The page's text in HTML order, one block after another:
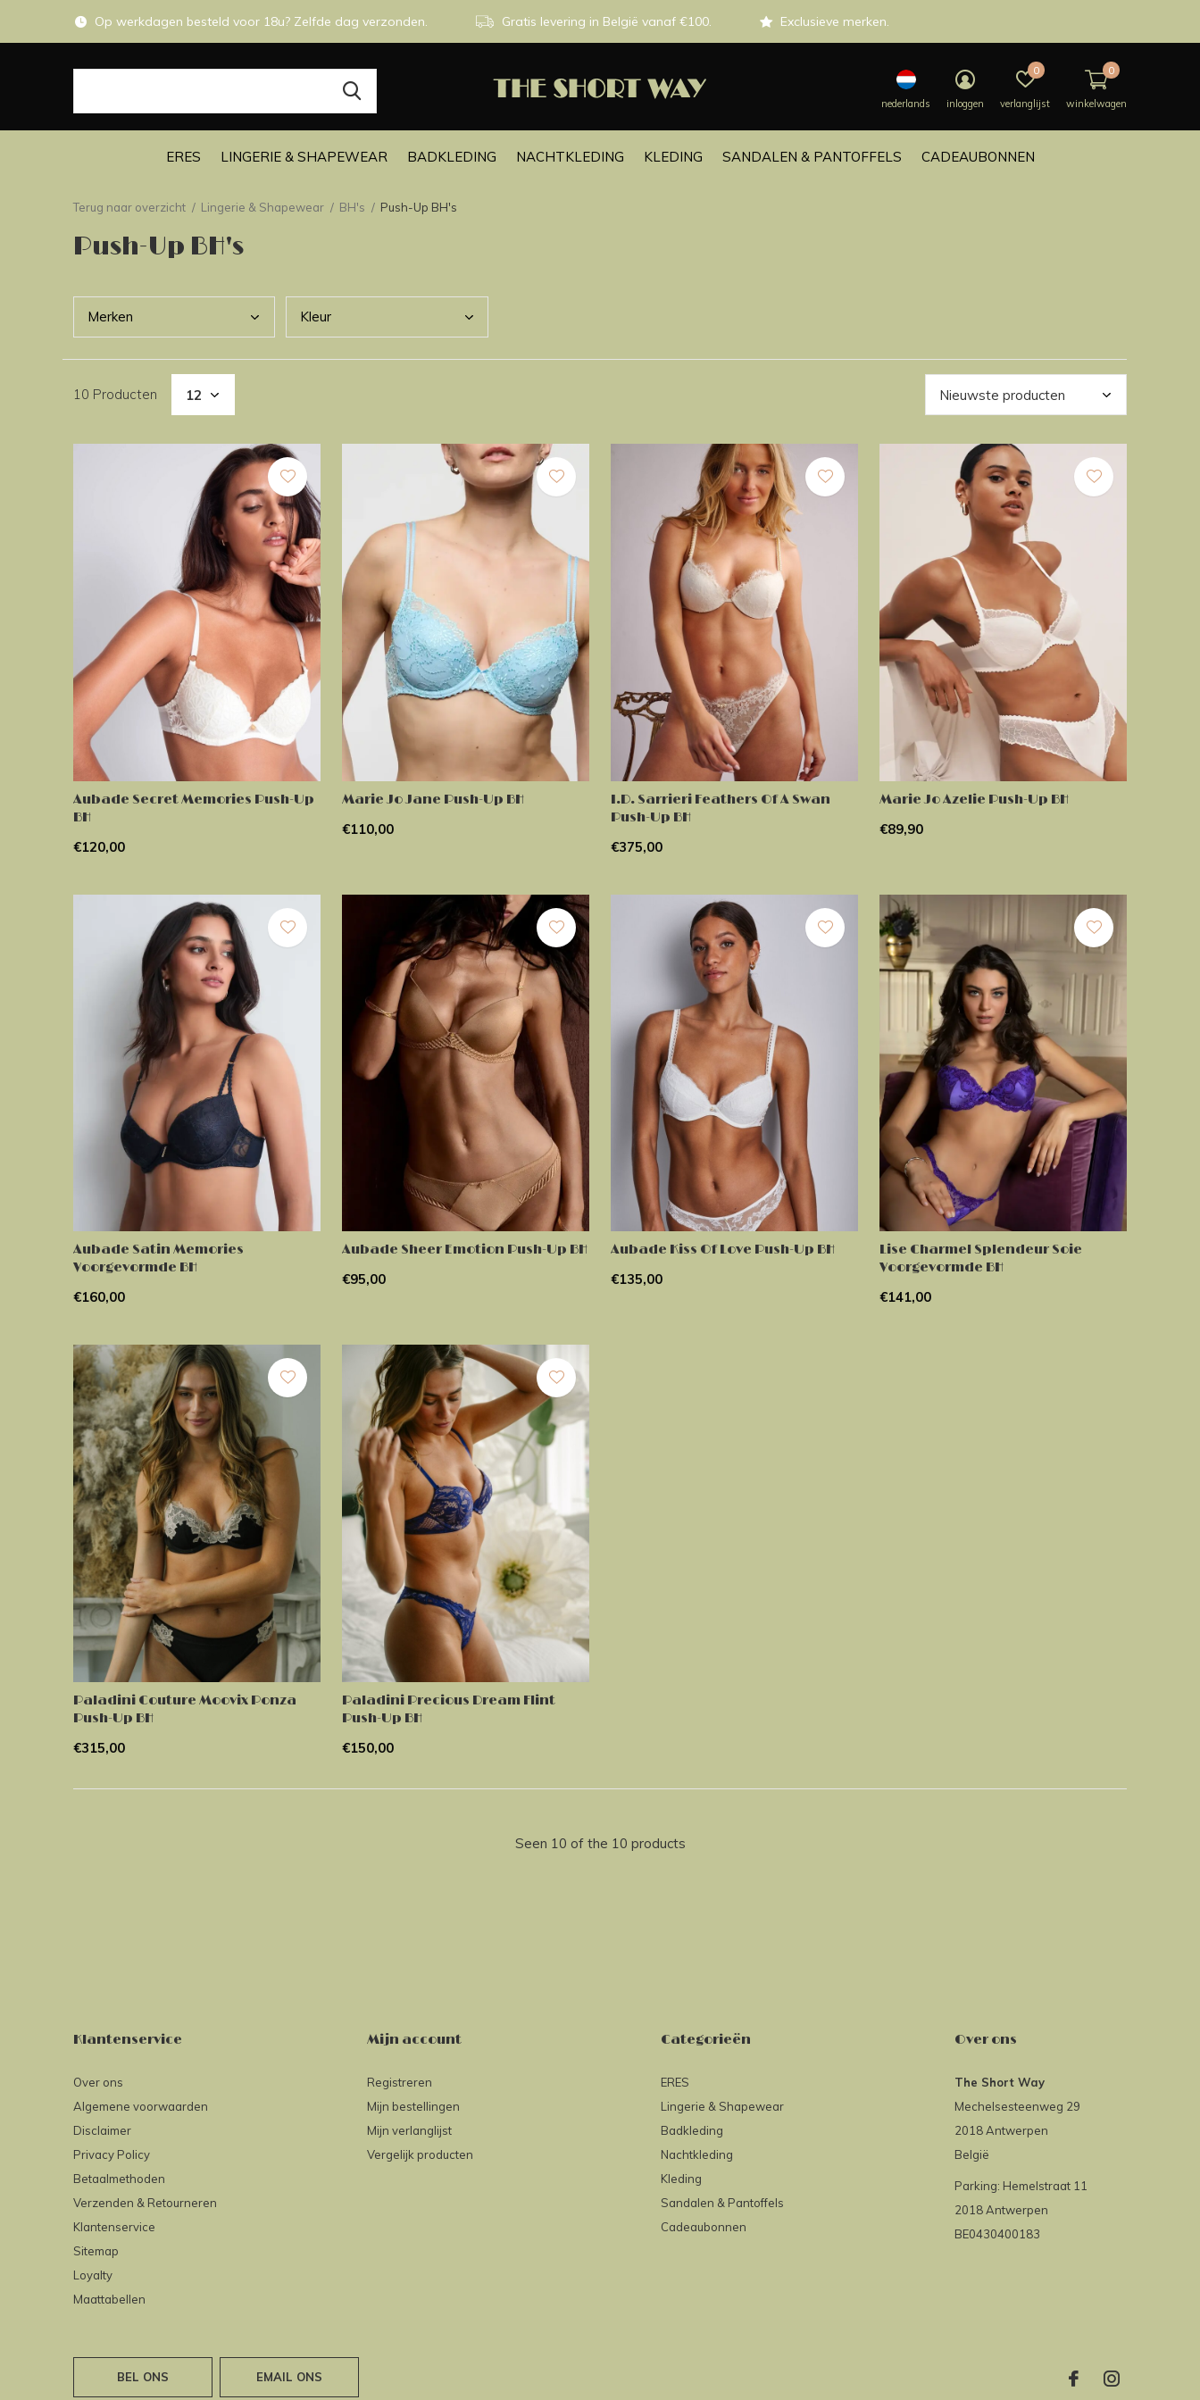
ERES LINGERIE & SHAPEWEAR BADKLEDING NACHTKLEDING KLEDING SANDALEN & PANTOFFELS CADEAUBONNEN
nederlands inloggen verlanglijst
0
winkelwagen
0
Op werkdagen besteld voor 18u? Zelfde dag verzonden. Gratis levering in België vanaf €100. Exclusieve merken.
Terug naar overzicht Lingerie & Shapewear BH's Push-Up BH's
Push-Up BH's
Merken Kleur
10 Producten
Aubade Secret Memories Push-Up
BH
€120,00
Marie Jo Jane Push-Up BH
€110,00
I.D. Sarrieri Feathers Of A Swan
Push-Up BH
€375,00
Marie Jo Azelie Push-Up BH
€89,90
Aubade Satin Memories
Voorgevormde BH
€160,00
Aubade Sheer Emotion Push-Up BH
€95,00
Aubade Kiss Of Love Push-Up BH
€135,00
Lise Charmel Splendeur Soie
Voorgevormde BH
€141,00
Paladini Couture Moovix Ponza
Push-Up BH
€315,00
Paladini Precious Dream Flint
Push-Up BH
€150,00
Seen 10 of the 10 products
Klantenservice
Over ons
Algemene voorwaarden
Disclaimer
Privacy Policy
Betaalmethoden
Verzenden & Retourneren
Klantenservice
Sitemap
Loyalty
Maattabellen
Mijn account
Registreren
Mijn bestellingen
Mijn verlanglijst
Vergelijk producten
Categorieën
ERES
Lingerie & Shapewear
Badkleding
Nachtkleding
Kleding
Sandalen & Pantoffels
Cadeaubonnen
Over ons
The Short Way
Mechelsesteenweg 29
2018 Antwerpen
België
Parking: Hemelstraat 11
2018 Antwerpen
BE0430400183
BEL ONS EMAIL ONS